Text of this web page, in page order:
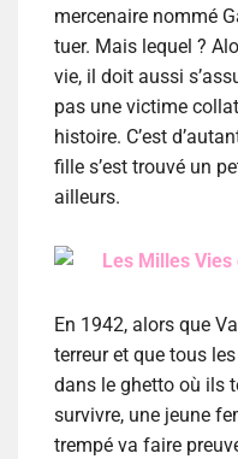
mercenaire nommé
tuer. Mais lequel ?
vie, il doit aussi
pas une victime
histoire. C’est
fille s’est trouvé un
ailleurs.
Les Milles
En 1942, alors que
terreur et que tous
dans le ghetto où ils
survivre, une jeune
trempé va faire